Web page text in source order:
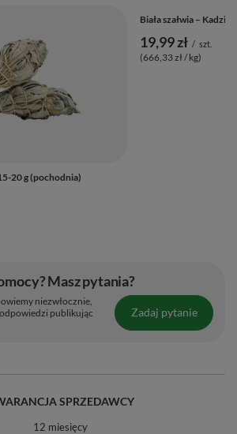
20 g (pochodnia)
Biała szałwia –
19,99 zł / szt.
(666,33 zł / kg)
Masz pytania?
niezwłocznie,
publikując
Zadaj pytanie
SPRZEDAWCY
12 miesięcy